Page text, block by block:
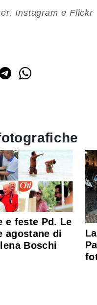
Instagram e Flickr
e feste Pd. Le
agostane di
Boschi